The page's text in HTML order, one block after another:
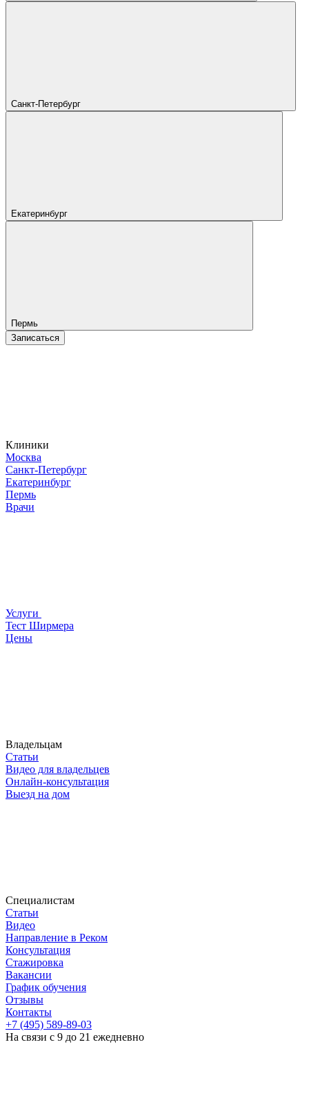
Санкт-Петербург
Екатеринбург
Пермь
Записаться
Клиники
Москва
Санкт-Петербург
Екатеринбург
Пермь
Врачи
Услуги
Тест Ширмера
Цены
Владельцам
Статьи
Видео для владельцев
Онлайн-консультация
Выезд на дом
Специалистам
Статьи
Видео
Направление в Реком
Консультация
Стажировка
Вакансии
График обучения
Отзывы
Контакты
+7 (495) 589-89-03
На связи с 9 до 21 ежедневно